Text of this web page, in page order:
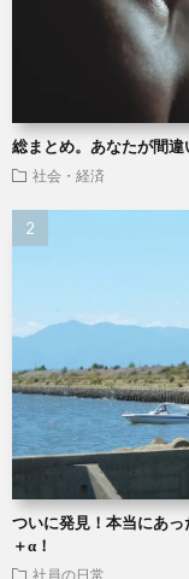
総まとめ。あなたが間
社会・経済
ついに発見！本当にあ
＋α！
社員の日常